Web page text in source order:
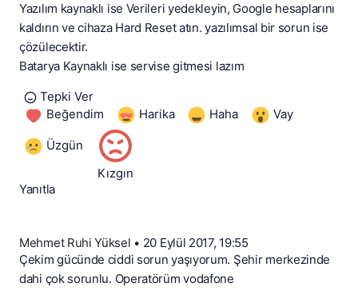
Yazılım kaynaklı ise Verileri yedekleyin, Google hesaplarını
kaldırın ve cihaza Hard Reset atın. yazılımsal bir sorun ise
çözülecektir.
Batarya Kaynaklı ise servise gitmesi lazım
Tepki Ver
Beğendim
Harika Haha Vay
Üzgün
Kızgın
Yanıtla
Mehmet Ruhi Yüksel • 20 Eylül 2017, 19:55
Çekim gücünde ciddi sorun yaşıyorum. Şehir merkezinde
dahi çok sorunlu. Operatörüm vodafone